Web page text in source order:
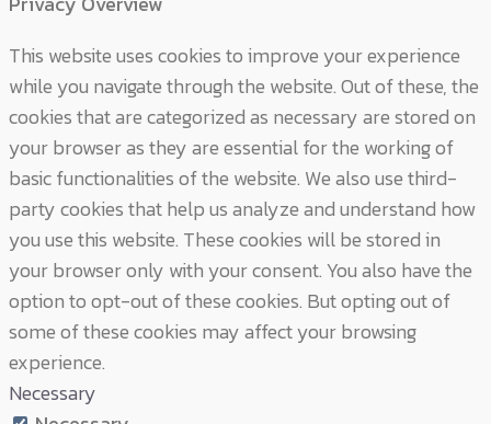
This website uses cookies to improve your experience
while you navigate through the website. Out of these, the
cookies that are categorized as necessary are stored on
your browser as they are essential for the working of
basic functionalities of the website. We also use third-
party cookies that help us analyze and understand how
you use this website. These cookies will be stored in
your browser only with your consent. You also have the
option to opt-out of these cookies. But opting out of
some of these cookies may affect your browsing
experience.
Necessary